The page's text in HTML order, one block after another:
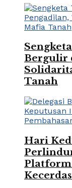
Bergulir
Tanah
Hari